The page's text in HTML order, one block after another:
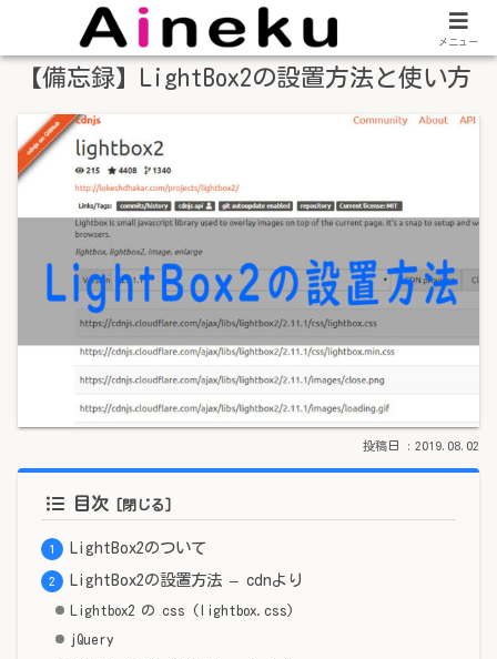
【備忘録】LightBox2の設置方法と使い方
2019.08.02
目次
LightBox2のついて
LightBox2の設置方法 – cdnより
Lightbox2 の css (lightbox.css)
jQuery
メニュー